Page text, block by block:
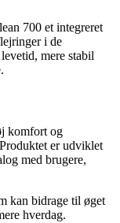
700 et integreret
i de
mere stabil
komfort og
er udviklet
med brugere,
kan bidrage til øget
hverdag.